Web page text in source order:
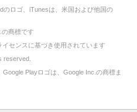
のロゴ、iTunesは、米国および他国の
の商標です
センスに基づき使用されています
reserved.
Playロゴは、Google Inc.の商標ま